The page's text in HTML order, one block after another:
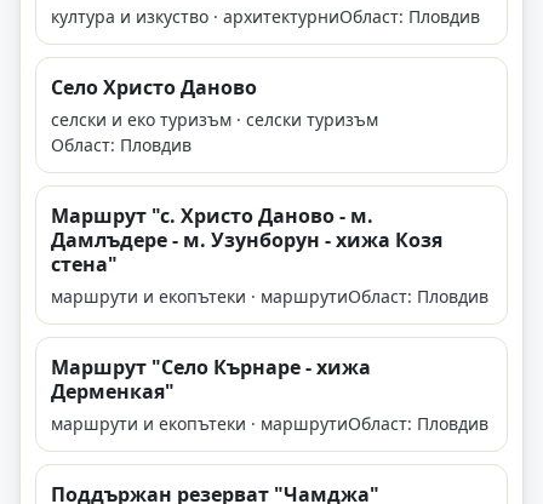
култура и изкуство · архитектурниОбласт: Пловдив
Село Христо Даново
селски и еко туризъм · селски туризъм
Област: Пловдив
Маршрут "с. Христо Даново - м.
Дамлъдере - м. Узунборун - хижа Козя
стена"
маршрути и екопътеки · маршрутиОбласт: Пловдив
Маршрут "Село Кърнаре - хижа
Дерменкая"
маршрути и екопътеки · маршрутиОбласт: Пловдив
Поддържан резерват "Чамджа"